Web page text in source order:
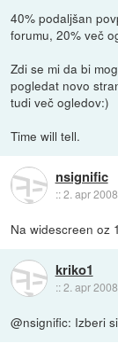
40% podaljšan
forumu, 20% več
Zdi se mi da bi
pogledat novo
tudi več ogledov:)
Time will tell.
nsignific
::2. apr
Na widescreen oz
kriko1
::2. apr
@nsignific: Izberi